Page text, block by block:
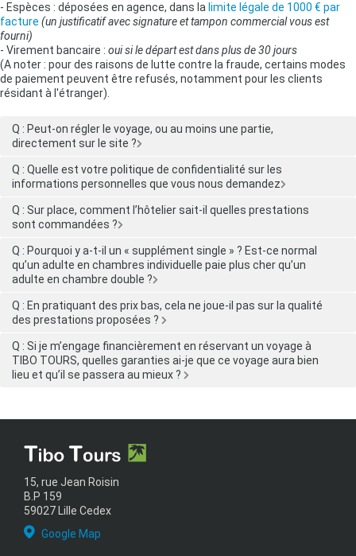
- Espèces : déposées en agence, dans la limite légale de 1000 € par
facture (un justificatif avec signature et tampon commercial vous est
fourni)
- Virement bancaire : oui si le départ est dans plus de 30 jours
(A noter : pour des raisons de lutte contre la fraude, certains modes
de paiement peuvent être refusés, notamment pour les clients
résidant à l'étranger).
Q : Peut-on régler le voyage, ou au moins une partie,
directement sur le site ?
Q : Quelle est votre politique de confidentialité sur les
informations personnelles que vous nous demandez
Q : Sur place, comment l’hôtelier sait-il quelles prestations
sont commandées ?
Q : Pourquoi y a-t-il un « supplément single » ? Est-ce normal
qu’un adulte en chambres individuelle paie plus cher qu’un
adulte en chambre double ?
Q : En pratiquant des prix bas, cela ne joue-il pas sur la qualité
des prestations proposées ?
Q : Si je m’engage financièrement en réservant un voyage à
TIBO TOURS, quelles garanties ai-je que ce voyage aura bien
lieu et qu’il se passera au mieux ?
15, rue Jean Roisin
B.P 159
59027 Lille Cedex
Google Map